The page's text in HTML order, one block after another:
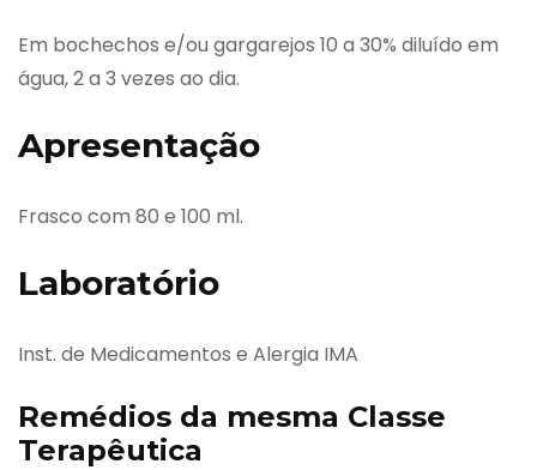
Em bochechos e/ou gargarejos 10 a 30% diluído em
água, 2 a 3 vezes ao dia.
Apresentação
Frasco com 80 e 100 ml.
Laboratório
Inst. de Medicamentos e Alergia IMA
Remédios da mesma Classe
Terapêutica